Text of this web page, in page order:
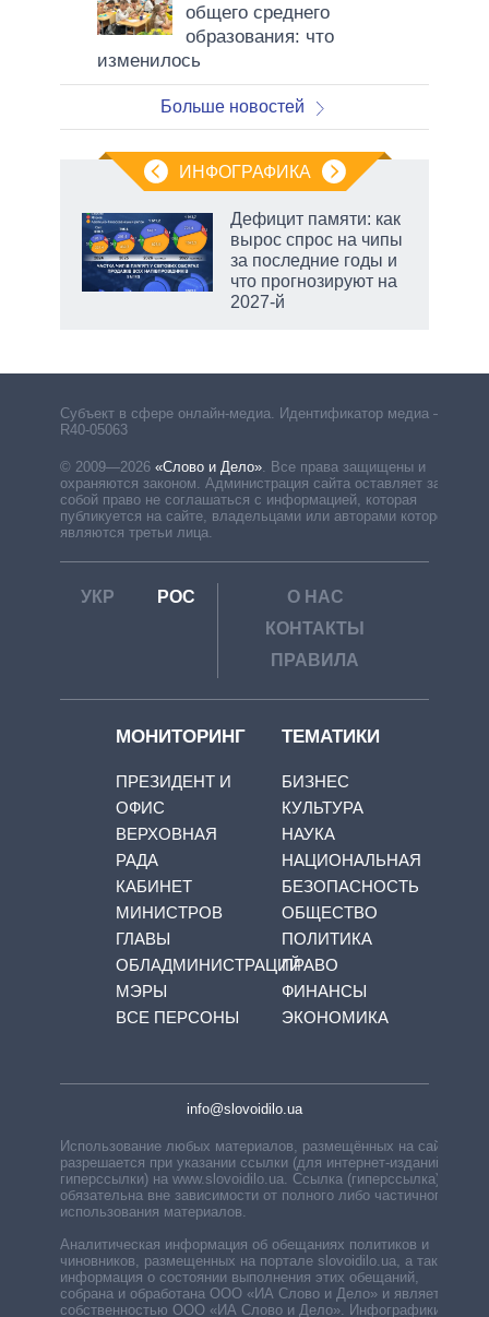
общего среднего
образования: что
изменилось
Больше новостей
ИНФОГРАФИКА
Дефицит памяти: как
вырос спрос на чипы
за последние годы и
что прогнозируют на
2027-й
Субъект в сфере онлайн-медиа. Идентификатор медиа –
R40-05063
© 2009—2026 «Слово и Дело»
Все права защищены и
охраняются законом. Администрация сайта оставляет за
собой право не соглашаться с информацией, которая
публикуется на сайте, владельцами или авторами которой
являются третьи лица.
УКР РОС
О НАС
КОНТАКТЫ
ПРАВИЛА
МОНИТОРИНГ
ПРЕЗИДЕНТ И
ОФИС
ВЕРХОВНАЯ
РАДА
КАБИНЕТ
МИНИСТРОВ
ГЛАВЫ
ОБЛАДМИНИСТРАЦИЙ
МЭРЫ
ВСЕ ПЕРСОНЫ
ТЕМАТИКИ
БИЗНЕС
КУЛЬТУРА
НАУКА
НАЦИОНАЛЬНАЯ
БЕЗОПАСНОСТЬ
ОБЩЕСТВО
ПОЛИТИКА
ПРАВО
ФИНАНСЫ
ЭКОНОМИКА
info@slovoidilo.ua
Использование любых материалов, размещённых на сайте,
разрешается при указании ссылки (для интернет-изданий —
гиперссылки) на www.slovoidilo.ua. Ссылка (гиперссылка)
обязательна вне зависимости от полного либо частичного
использования материалов.
Аналитическая информация об обещаниях политиков и
чиновников, размещенных на портале slovoidilo.ua, а также
информация о состоянии выполнения этих обещаний,
собрана и обработана ООО «ИА Слово и Дело» и является
собственностью ООО «ИА Слово и Дело». Инфографики,